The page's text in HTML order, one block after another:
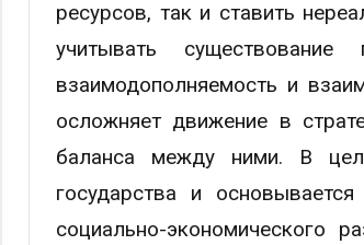
ресурсов, так и ставить
учитывать
взаимодополняемость и
осложняет движение в
баланса между ними. В
государства и
социально-экономического